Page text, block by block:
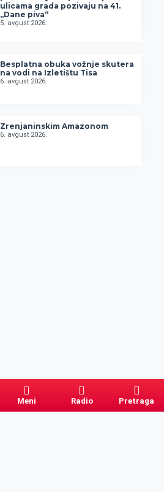
ulicama grada pozivaju na 41.
„Dane piva“
5. avgust 2026.
Besplatna obuka vožnje skutera
na vodi na Izletištu Tisa
6. avgust 2026.
Zrenjaninskim Amazonom
6. avgust 2026.
Meni Radio Pretraga